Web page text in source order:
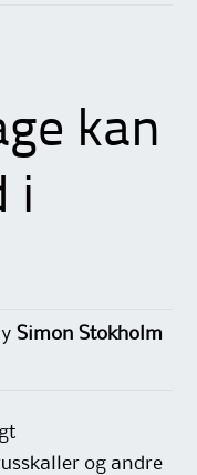
kan
i
Simon Stokholm
og andre